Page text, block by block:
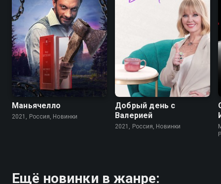
Маньячелло
2021, Россия, Новинки
Добрый день с
Валерией
2021, Россия, Новинки
Ещё новинки в жанре: